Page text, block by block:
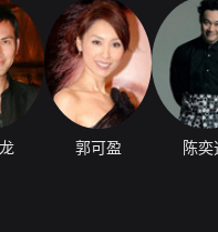
郭可盈 陈奕